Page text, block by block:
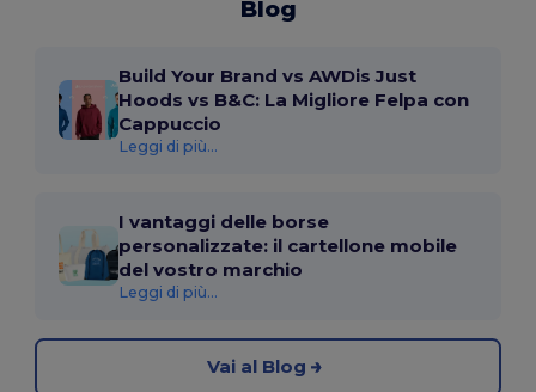
Blog
Build Your Brand vs AWDis Just
Hoods vs B&C: La Migliore Felpa con
Cappuccio
Leggi di più...
I vantaggi delle borse
personalizzate: il cartellone mobile
del vostro marchio
Leggi di più...
Vai al Blog